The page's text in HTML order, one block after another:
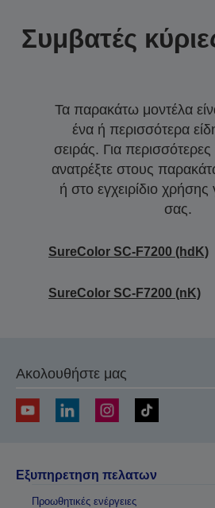
Συμβατές
Τα παρακάτω μοντέλα
ένα ή περισσότερα
σειράς. Για
ανατρέξτε στους
ή στο εγχειρίδιο χρήσης
σας.
SureColor SC-F7200 (hdK)
SureColor SC-F7200 (nK)
Ακολουθήστε μας
Εξυπηρετηση πελατων
Προωθητικές ενέργειες